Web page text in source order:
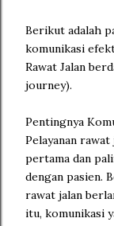
Berikut adalah
komunikasi
Rawat Jalan
journey).
Pentingnya
Pelayanan
pertama dan
dengan pasien.
rawat jalan
itu, komunikasi